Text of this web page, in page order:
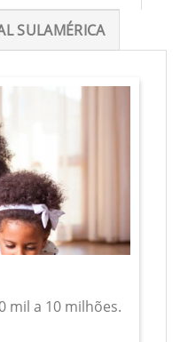
SULAMÉRICA
mil a 10 milhões.